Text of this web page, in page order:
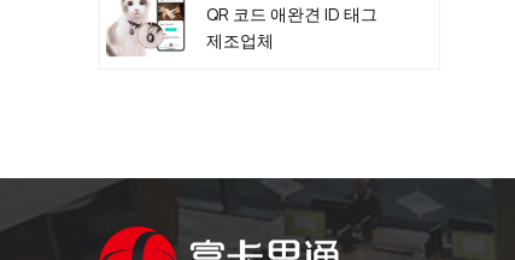
QR 코드 애완견 ID 태그
제조업체